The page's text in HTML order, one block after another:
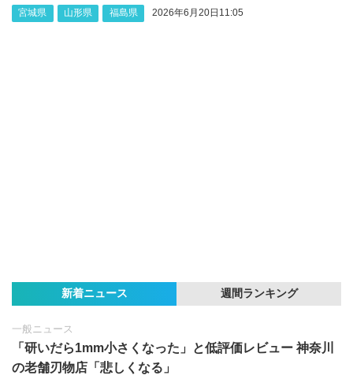
宮城県 山形県 福島県 2026年6月20日11:05
新着ニュース 週間ランキング
一般ニュース
「研いだら1mm小さくなった」と低評価レビュー 神奈川
の老舗刃物店「悲しくなる」